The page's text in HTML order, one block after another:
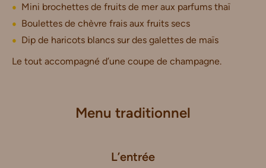
Mini brochettes de fruits de mer aux parfums thaï
Boulettes de chèvre frais aux fruits secs
Dip de haricots blancs sur des galettes de maïs
Le tout accompagné d’une coupe de champagne.
Menu traditionnel
L’entrée